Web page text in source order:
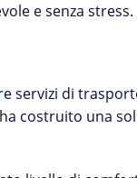
e senza stress.
servizi di
costruito una